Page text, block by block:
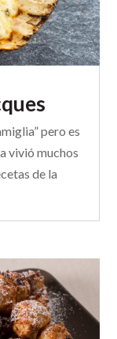
pero es
vivió muchos
de la